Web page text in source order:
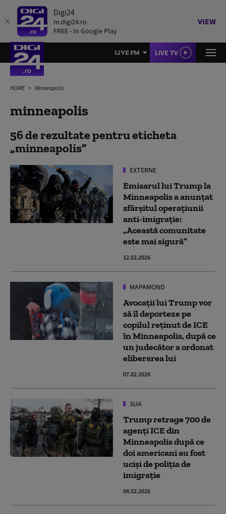
Digi24
m.digi24.ro
FREE - In Google Play
VIEW
LIVE FM LIVE TV
HOME Minneapolis
minneapolis
56 de rezultate pentru eticheta
minneapolis
EXTERNE
Emisarul lui Trump la
Minneapolis a anunțat
sfârșitul operațiunii
anti-imigraţie:
„Această comunitate
este mai sigură”
12.02.2026
MAPAMOND
Avocații lui Trump vor
să îl deporteze pe
copilul reținut de ICE
în Minneapolis, după ce
un judecător a ordonat
eliberarea lui
07.02.2026
SUA
Trump retrage 700 de
agenți ICE din
Minneapolis după ce
doi americani au fost
uciși de poliţia de
imigraţie
04.02.2026